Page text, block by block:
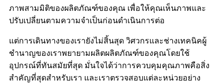
ภาพสามมิติของผลิตภัณฑ์ของคุณ เพื่อให้คุณเห็นภาพและ
ปรับเปลี่ยนตามความจำเป็นก่อนดำเนินการต่อ
แต่การเดินทางของเรายังไม่สิ้นสุด วิศวกรและช่างเทคนิคผู้
ชำนาญของเราพยายามผลิตผลิตภัณฑ์ของคุณโดยใช้
อุปกรณ์ที่ทันสมัยที่สุด มั่นใจได้ว่าการควบคุมคุณภาพคือสิ่ง
สำคัญที่สุดสำหรับเรา และเราตรวจสอบแต่ละหน่วยอย่าง